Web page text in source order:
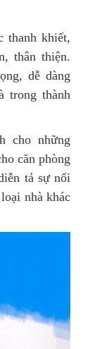
thanh khiết,
thân thiện.
dễ dàng
trong thành
cho những
căn phòng
tả sự nổi
nhà khác